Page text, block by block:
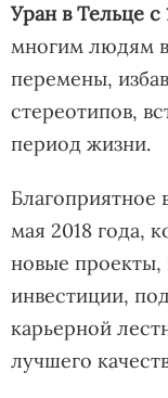
Уран в Тельце с
многим людям
перемены,
стереотипов,
период жизни.
Благоприятное
мая 2018 года,
новые проекты,
инвестиции,
карьерной
лучшего